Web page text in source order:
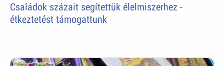
Családok százait segítettük élelmiszerhez -
étkeztetést támogattunk